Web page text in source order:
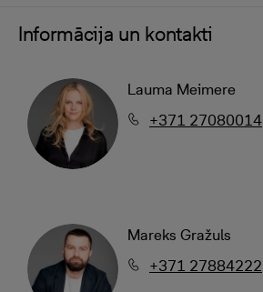
Informācija un kontakti
Lauma Meimere
+371 27080014
Mareks Gražuls
+371 27884222